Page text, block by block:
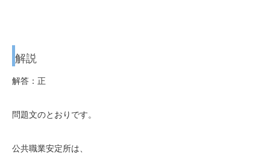
解説
解答：正
問題文のとおりです。
公共職業安定所は、